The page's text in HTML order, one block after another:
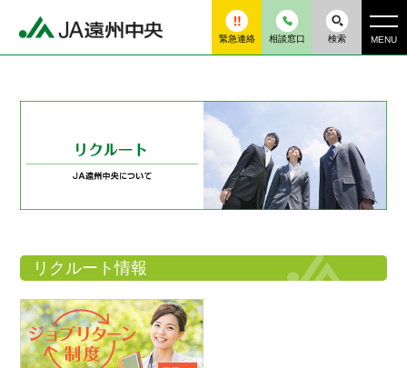
緊急連絡 相談窓口 検索 MENU
リクルート情報